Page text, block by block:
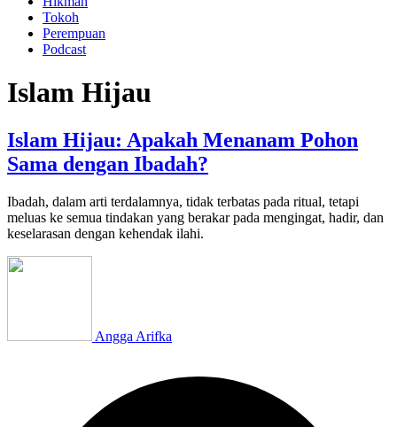
Tokoh
Perempuan
Podcast
Islam Hijau
Islam Hijau: Apakah Menanam Pohon
Sama dengan Ibadah?
Ibadah, dalam arti terdalamnya, tidak terbatas pada ritual, tetapi
meluas ke semua tindakan yang berakar pada mengingat, hadir, dan
keselarasan dengan kehendak ilahi.
Angga Arifka